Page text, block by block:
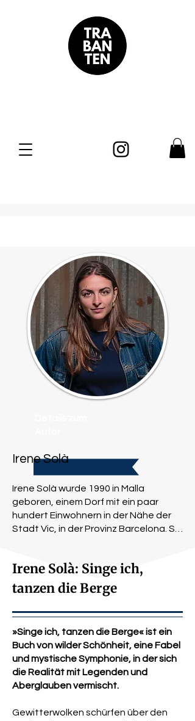
Irene Solà
Irene Solà wurde 1990 in Malla
geboren, einem Dorf mit ein paar
hundert Einwohnern in der Nähe der
Stadt Vic, in der Provinz Barcelona. Sie
Master-Abschluss in Literatur, Film
und visueller Kultur. Im Jahr 2012
veröffentlichte sie den Gedichtband
Bèstia, 2017 folgte ihr erster Roman
Canto jo i la muntanya balla ("Singe
ich, tanzen die Berge"), wurde sie
mehrfach ausgezeichnet, unter
anderem mit dem Europäischen
Literaturpreis 2020. Derzeit wird der
übersetzt.
Irene Solà: Singe ich,
tanzen die Berge
»Singe ich, tanzen die Berge« ist ein
Buch von wilder Schönheit, eine Fabel
und mystische Symphonie, in der sich
die Realität mit Legenden und
Aberglauben vermischt.
Gewitterwolken schürfen über den